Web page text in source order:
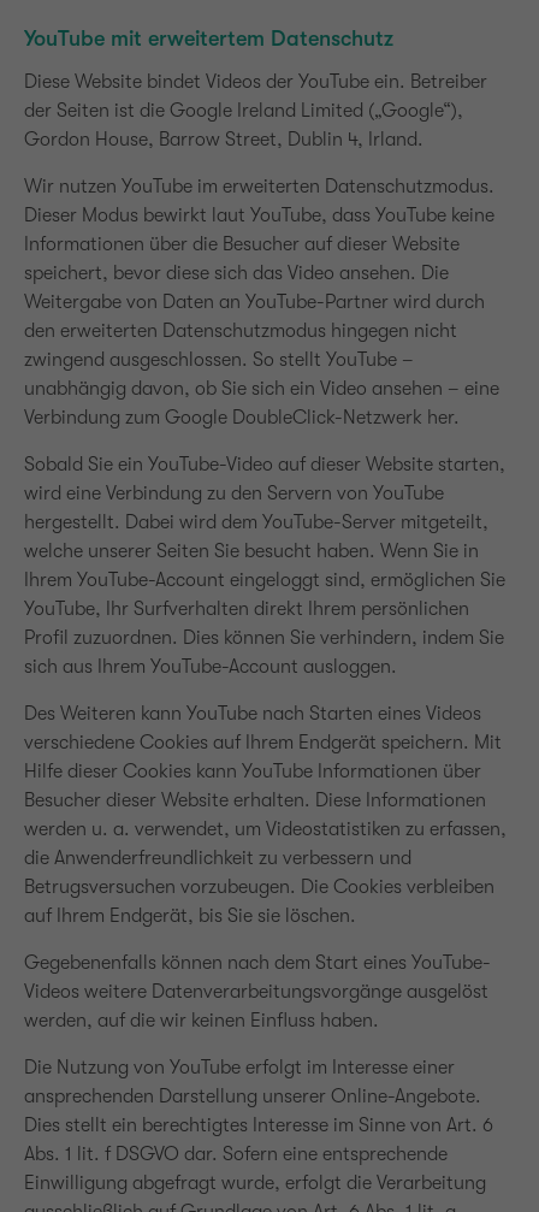
YouTube mit erweitertem Datenschutz
Diese Website bindet Videos der YouTube ein. Betreiber
der Seiten ist die Google Ireland Limited („Google“),
Gordon House, Barrow Street, Dublin 4, Irland.
Wir nutzen YouTube im erweiterten Datenschutzmodus.
Dieser Modus bewirkt laut YouTube, dass YouTube keine
Informationen über die Besucher auf dieser Website
speichert, bevor diese sich das Video ansehen. Die
Weitergabe von Daten an YouTube-Partner wird durch
den erweiterten Datenschutzmodus hingegen nicht
zwingend ausgeschlossen. So stellt YouTube –
unabhängig davon, ob Sie sich ein Video ansehen – eine
Verbindung zum Google DoubleClick-Netzwerk her.
Sobald Sie ein YouTube-Video auf dieser Website starten,
wird eine Verbindung zu den Servern von YouTube
hergestellt. Dabei wird dem YouTube-Server mitgeteilt,
welche unserer Seiten Sie besucht haben. Wenn Sie in
Ihrem YouTube-Account eingeloggt sind, ermöglichen Sie
YouTube, Ihr Surfverhalten direkt Ihrem persönlichen
Profil zuzuordnen. Dies können Sie verhindern, indem Sie
sich aus Ihrem YouTube-Account ausloggen.
Des Weiteren kann YouTube nach Starten eines Videos
verschiedene Cookies auf Ihrem Endgerät speichern. Mit
Hilfe dieser Cookies kann YouTube Informationen über
Besucher dieser Website erhalten. Diese Informationen
werden u. a. verwendet, um Videostatistiken zu erfassen,
die Anwenderfreundlichkeit zu verbessern und
Betrugsversuchen vorzubeugen. Die Cookies verbleiben
auf Ihrem Endgerät, bis Sie sie löschen.
Gegebenenfalls können nach dem Start eines YouTube-
Videos weitere Datenverarbeitungsvorgänge ausgelöst
werden, auf die wir keinen Einfluss haben.
Die Nutzung von YouTube erfolgt im Interesse einer
ansprechenden Darstellung unserer Online-Angebote.
Dies stellt ein berechtigtes Interesse im Sinne von Art. 6
Abs. 1 lit. f DSGVO dar. Sofern eine entsprechende
Einwilligung abgefragt wurde, erfolgt die Verarbeitung